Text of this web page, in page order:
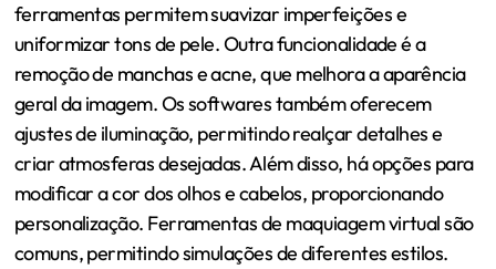
ferramentas permitem suavizar imperfeições e
uniformizar tons de pele. Outra funcionalidade é a
remoção de manchas e acne, que melhora a aparência
geral da imagem. Os softwares também oferecem
ajustes de iluminação, permitindo realçar detalhes e
criar atmosferas desejadas. Além disso, há opções para
modificar a cor dos olhos e cabelos, proporcionando
personalização. Ferramentas de maquiagem virtual são
comuns, permitindo simulações de diferentes estilos.